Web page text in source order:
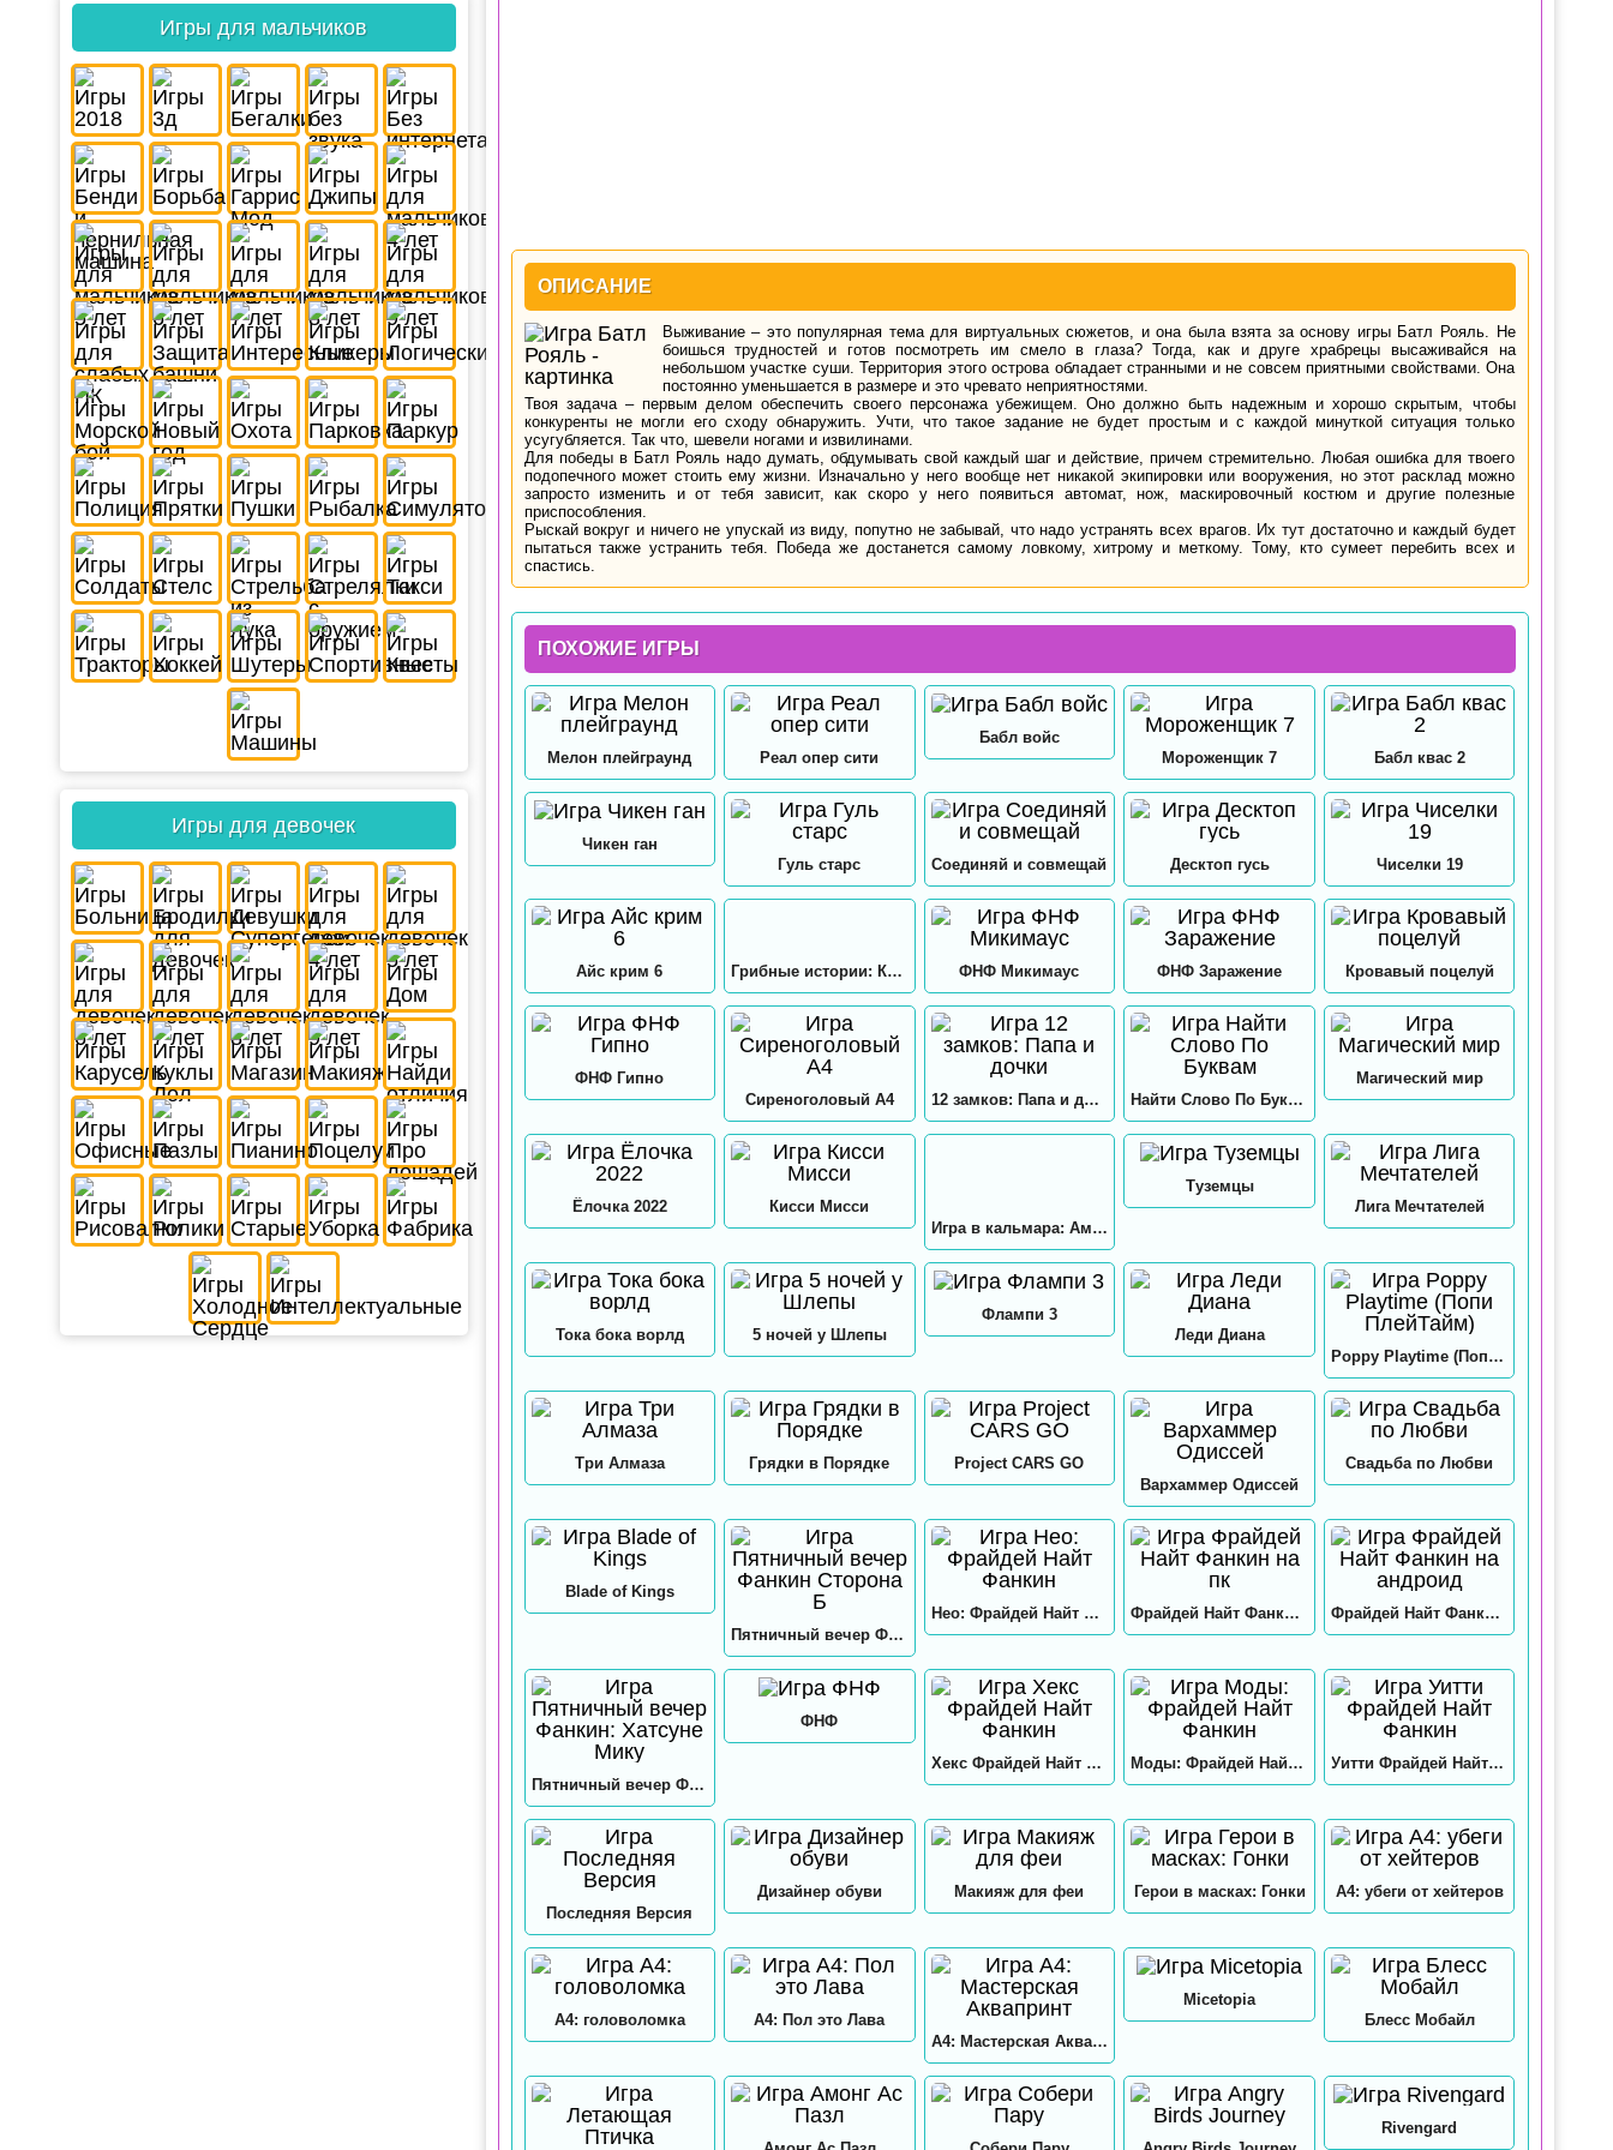
Игры для мальчиков
Игры для девочек
ОПИСАНИЕ
Выживание – это популярная тема для виртуальных сюжетов, и она была взята за основу игры Батл Рояль. Не
боишься трудностей и готов посмотреть им смело в глаза? Тогда, как и друге храбрецы высаживайся на
небольшом участке суши. Территория этого острова обладает странными и не совсем приятными свойствами. Она
постоянно уменьшается в размере и это чревато неприятностями.
Твоя задача – первым делом обеспечить своего персонажа убежищем. Оно должно быть надежным и хорошо скрытым, чтобы
конкуренты не могли его сходу обнаружить. Учти, что такое задание не будет простым и с каждой минуткой ситуация только
усугубляется. Так что, шевели ногами и извилинами.
Для победы в Батл Рояль надо думать, обдумывать свой каждый шаг и действие, причем стремительно. Любая ошибка для твоего
подопечного может стоить ему жизни. Изначально у него вообще нет никакой экипировки или вооружения, но этот расклад можно
запросто изменить и от тебя зависит, как скоро у него появиться автомат, нож, маскировочный костюм и другие полезные
приспособления.
Рыскай вокруг и ничего не упускай из виду, попутно не забывай, что надо устранять всех врагов. Их тут достаточно и каждый будет
пытаться также устранить тебя. Победа же достанется самому ловкому, хитрому и меткому. Тому, кто сумеет перебить всех и
спастись.
ПОХОЖИЕ ИГРЫ
Мелон плейграунд Реал опер сити
Бабл войс
Мороженщик 7
Бабл квас 2
Чикен ган
Гуль старс
Соединяй и совмещай Десктоп гусь Чиселки 19
Айс крим 6 Грибные истории: Кликер ФНФ Микимаус ФНФ Заражение Кровавый поцелуй
ФНФ Гипно
Сиреноголовый А4
12 замков: Папа и дочки Найти Слово По Буквам
Магический мир
Ёлочка 2022
Кисси Мисси
Игра в кальмара: Амонг ас
Туземцы
Лига Мечтателей
Тока бока ворлд 5 ночей у Шлепы
Флампи 3
Леди Диана
Poppy Playtime (Попи ПлейТайм)
Три Алмаза Грядки в Порядке
Project CARS GO
Вархаммер Одиссей
Свадьба по Любви
Blade of Kings
Пятничный вечер Фанкин Сторона Б
Нео: Фрайдей Найт Фанкин Фрайдей Найт Фанкин на пк Фрайдей Найт Фанкин на андроид
Пятничный вечер Фанкин: Хатсуне Мику
ФНФ
Хекс Фрайдей Найт Фанкин Моды: Фрайдей Найт Фанкин Уитти Фрайдей Найт Фанкин
Последняя Версия
Дизайнер обуви Макияж для феи Герои в масках: Гонки А4: убеги от хейтеров
А4: головоломка
А4: Пол это Лава
А4: Мастерская Аквапринт
Micetopia
Блесс Мобайл
Rivengard